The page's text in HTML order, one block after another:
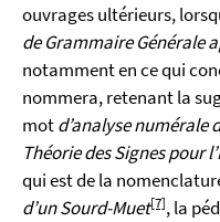
ouvrages ultérieurs,
de Grammaire Générale
notamment en ce qui
nommera, retenant la
motd’analyse numérale
Théorie des Signes pour
qui est de la
d’un Sourd-Muet[7], la